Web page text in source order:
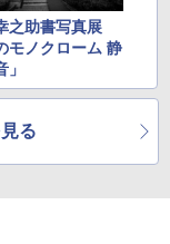
之助書写真展
モノクローム 静
」
る